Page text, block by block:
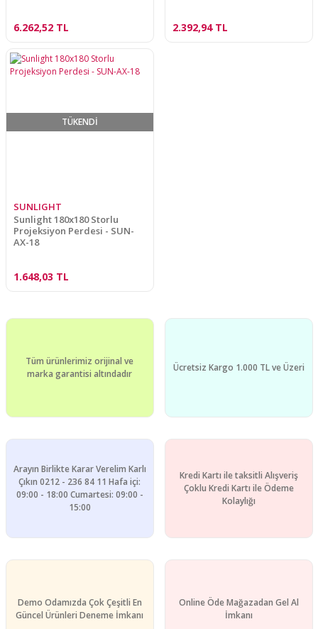
6.262,52 TL 2.392,94 TL
TÜKENDİ
SUNLIGHT
Sunlight 180x180 Storlu
Projeksiyon Perdesi - SUN-
AX-18
1.648,03 TL
Tüm ürünlerimiz orijinal ve
marka garantisi altındadır
Ücretsiz Kargo 1.000 TL ve Üzeri
Arayın Birlikte Karar Verelim Karlı
Çıkın 0212 - 236 84 11 Hafa içi:
09:00 - 18:00 Cumartesi: 09:00 -
15:00
Kredi Kartı ile taksitli Alışveriş
Çoklu Kredi Kartı ile Ödeme
Kolaylığı
Demo Odamızda Çok Çeşitli En
Güncel Ürünleri Deneme İmkanı
Online Öde Mağazadan Gel Al
İmkanı